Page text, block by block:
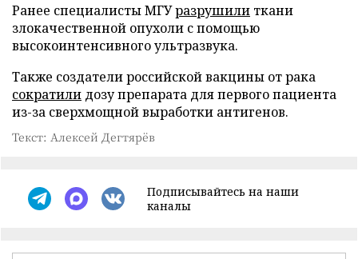
Ранее специалисты МГУразрушили ткани
злокачественной опухоли с помощью
высокоинтенсивного ультразвука.
Также создатели российской вакцины от рака
сократили дозу препарата для первого пациента
из-за сверхмощной выработки антигенов.
Текст: Алексей Дегтярёв
Подписывайтесь на наши
каналы